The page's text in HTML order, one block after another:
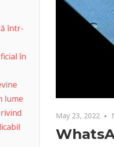
May 23, 2022
într-
în
lume